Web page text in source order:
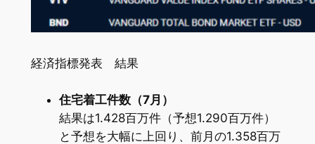
経済指標発表 結果
住宅着工件数（7月）
結果は1.428百万件（予想1.290百万件）
と予想を大幅に上回り、前月の1.358百万